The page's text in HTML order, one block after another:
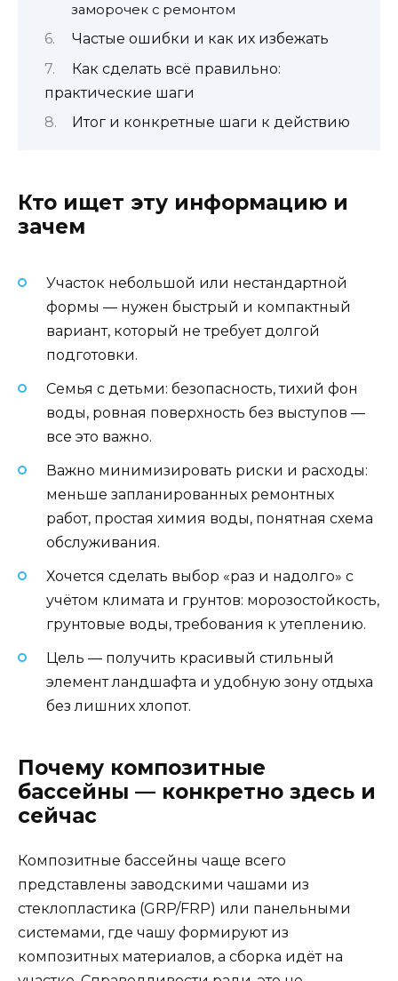
заморочек с ремонтом
Частые ошибки и как их избежать
Как сделать всё правильно:
практические шаги
Итог и конкретные шаги к действию
Кто ищет эту информацию и
зачем
Участок небольшой или нестандартной
формы — нужен быстрый и компактный
вариант, который не требует долгой
подготовки.
Семья с детьми: безопасность, тихий фон
воды, ровная поверхность без выступов —
все это важно.
Важно минимизировать риски и расходы:
меньше запланированных ремонтных
работ, простая химия воды, понятная схема
обслуживания.
Хочется сделать выбор «раз и надолго» с
учётом климата и грунтов: морозостойкость,
грунтовые воды, требования к утеплению.
Цель — получить красивый стильный
элемент ландшафта и удобную зону отдыха
без лишних хлопот.
Почему композитные
бассейны — конкретно здесь и
сейчас
Композитные бассейны чаще всего
представлены заводскими чашами из
стеклопластика (GRP/FRP) или панельными
системами, где чашу формируют из
композитных материалов, а сборка идёт на